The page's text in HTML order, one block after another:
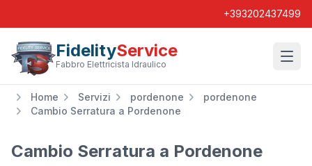
+393202437499
FidelityService
Fabbro Elettricista Idraulico
Home Servizi pordenone
pordenone
Cambio Serratura a Pordenone
Cambio Serratura a Pordenone